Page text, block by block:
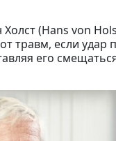
Холст (Hans von
травм, если удар
его